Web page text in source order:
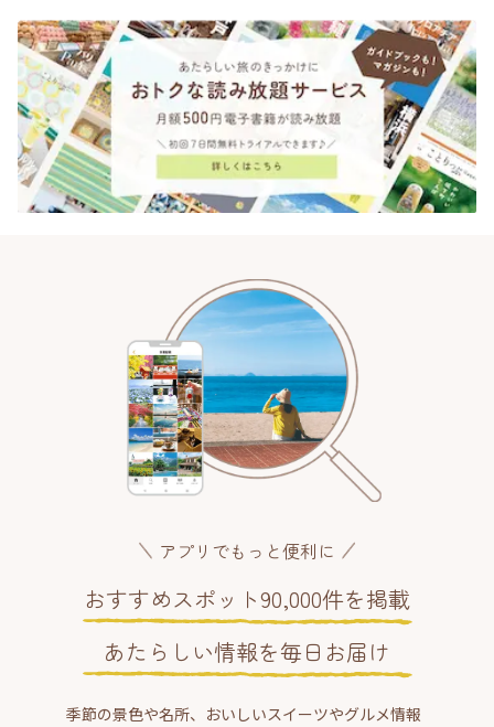
アプリでもっと便利に
おすすめスポット90,000件を掲載
あたらしい情報を毎日お届け
季節の景色や名所、おいしいスイーツやグルメ情報